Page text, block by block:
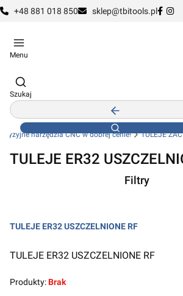
+48 881 018 850 sklep@tbitools.pl
Menu
Otwórz wyszukiwarkę
Szukaj
Zamknij
Szukaj
narzędzia CNC w dobrej cenie! TULEJE
TULEJE ER32
Filtry
TULEJE ER32 USZCZELNIONE RF
TULEJE ER32 USZCZELNIONE RF
Produkty:Brak